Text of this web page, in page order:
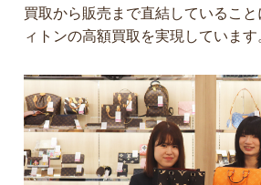
買取から販売まで直結しているこ
ィトンの高額買取を実現しています